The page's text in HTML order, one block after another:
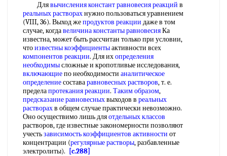
Длявычисления констант равновесия реакций в
реальных растворахнужно пользоваться уравнением
(VIII, 36). Выход жепродуктов реакции даже в том
случае, когдавеличина константы равновесияКа
известна, может быть рассчитан только при условии,
чтоизвестны коэффициентыактивности всех
компонентов реакции. Для ихопределения
необходимысложные и кропотливые исследования,
включающиепо необходимости аналитическое
определениесоставаравновесных растворов, т. е.
пределапротекания реакции. Таким образом,
предсказание равновесныхвыходов в реальных
растворахв общем случае практически невозможно.
Оно осуществимо лишь дляотдельных классов
растворов, где известные закономерности позволяют
учестьзависимость коэффициентов активности от
концентрации (регулярные растворы, разбавленные
электролиты).
[c.288]